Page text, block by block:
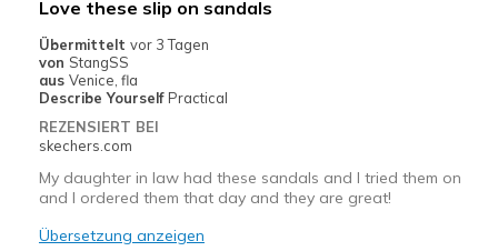
Travel
Width
Sizing
View On Shoes
Shoes are for Wearing
Love these slip on sandals
Übermittelt vor 3 Tagen
von StangSS
aus Venice, fla
Describe Yourself Practical
REZENSIERT BEI
skechers.com
My daughter in law had these sandals and I tried them on
and I ordered them that day and they are great!
Übersetzung anzeigen